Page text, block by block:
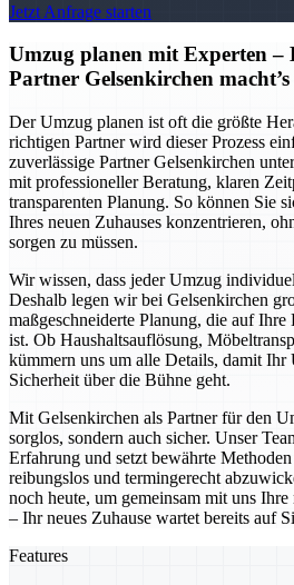
Jetzt Anfrage starten
Umzug planen mit Experten –
Partner Gelsenkirchen
Der Umzug planen ist oft die größte
richtigen Partner wird dieser Prozess
zuverlässige Partner Gelsenkirchen
mit professioneller Beratung, klaren
transparenten Planung. So können Sie
Ihres neuen Zuhauses konzentrieren,
sorgen zu müssen.
Wir wissen, dass jeder Umzug
Deshalb legen wir bei Gelsenkirchen
maßgeschneiderte Planung, die auf Ihre
ist. Ob Haushaltsauflösung,
kümmern uns um alle Details, damit Ihr
Sicherheit über die Bühne geht.
Mit Gelsenkirchen als Partner für den
sorglos, sondern auch sicher. Unser
Erfahrung und setzt bewährte
reibungslos und termingerecht
noch heute, um gemeinsam mit uns
– Ihr neues Zuhause wartet bereits auf
Features